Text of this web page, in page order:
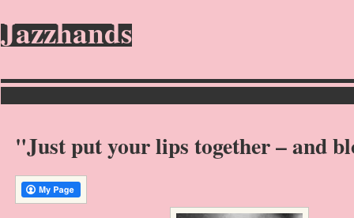
Jazzhands
"Just put your lips together – and